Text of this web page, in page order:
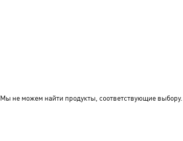
Мы не можем найти продукты, соответствующие выбору.